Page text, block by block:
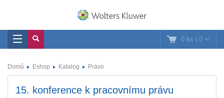
0 ks | 0
Domů Eshop Katalog Právo
15. konference k pracovnímu právu